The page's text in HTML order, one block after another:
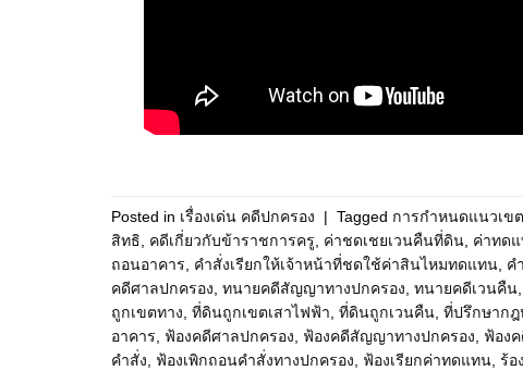
Posted in เรื่องเด่น คดีปกครอง | Tagged การกำหนดแนวเข
สิทธิ
คดีเกี่ยวกับข้าราชการครู ค่าชดเชยเวนคืนที่ดิน ค่าทด
ถอนอาคาร
คำสั่งเรียกให้เจ้าหน้าที่ชดใช้ค่าสินไหมทดแทน ค
คดีศาลปกครอง ทนายคดีสัญญาทางปกครอง ทนายคดีเวนคืน
ถูกเขตทาง ที่ดินถูกเขตเสาไฟฟ้า ที่ดินถูกเวนคืน ที่ปรึกษากฎ
อาคาร
ฟ้องคดีศาลปกครอง ฟ้องคดีสัญญาทางปกครอง ฟ้อง
คำสั่ง
ฟ้องเพิกถอนคำสั่งทางปกครอง ฟ้องเรียกค่าทดแทน ร้อ